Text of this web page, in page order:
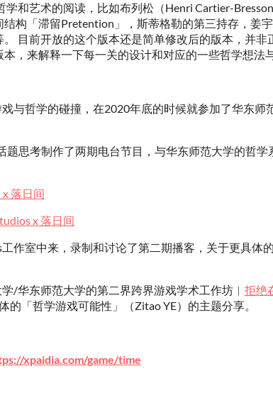
和艺术的阅读，比如布列松（Henri Cartier-
构「滞留Pretention」，斯蒂格勒的第三持存，姜
目前开放的这个版本还是简单修改后的版本，并
，来解释一下每一关的设计和对应的一些哲学想法
与哲学的碰撞，在2020年底的时候就参加了华东师
思考制作了两期电台节目，与华东师范大学的哲
落日间
x 落日间
作室中来，录制和讨论了第二期播客，关于更具体
/华东师范大学的第二界跨界游戏学术工作坊︱ 拒绝
「哲学游戏可能性」（Zitao YE）的主题分享。
xpaidia.com/game/time